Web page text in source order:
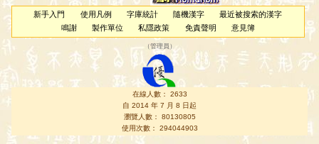
新手入門 使用凡例 字庫統計 隨機漢字
最近被搜索的漢字
鳴謝
製作單位 私隱政策 免責聲明 意見簿
（管理員 ）
在線人數： 2633
自 2014 年 7 月 8 日起
瀏覽人數： 80130805
使用次數： 294044903